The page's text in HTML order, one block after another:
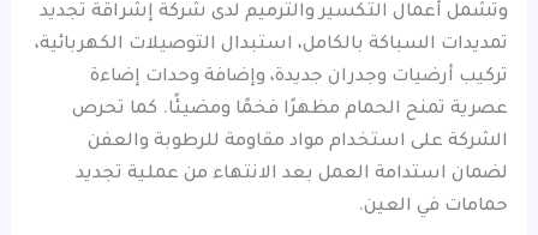
وتشمل أعمال التكسير والترميم لدى شركة إشراقة تجديد
تمديدات السباكة بالكامل، استبدال التوصيلات الكهربائية،
تركيب أرضيات وجدران جديدة، وإضافة وحدات إضاءة
عصرية تمنح الحمام مظهرًا فخمًا ومضيئًا. كما تحرص
الشركة على استخدام مواد مقاومة للرطوبة والعفن
لضمان استدامة العمل بعد الانتهاء من عملية تجديد
حمامات في العين.